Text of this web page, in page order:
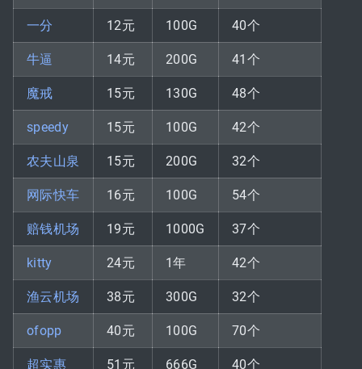
一分 12元 100G 40个
牛逼 14元 200G 41个
魔戒 15元 130G 48个
speedy 15元 100G 42个
农夫山泉 15元 200G 32个
网际快车 16元 100G 54个
赔钱机场 19元 1000G 37个
kitty 24元 1年 42个
渔云机场 38元 300G 32个
ofopp 40元 100G 70个
超实惠 51元 666G 40个